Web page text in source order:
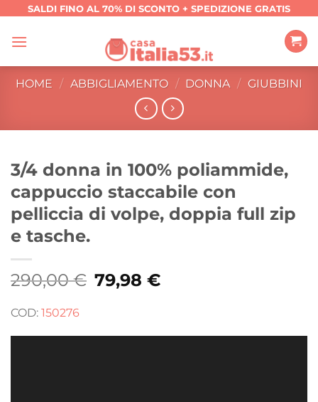
contenuti
SALDI FINO AL 70% DI SCONTO + SPEDIZIONE GRATIS
HOME / ABBIGLIAMENTO / DONNA / GIUBBINI
3/4 donna in 100% poliammide,
cappuccio staccabile con
pelliccia di volpe, doppia full zip
e tasche.
290,00€ Il
prezzo
79,98€Il
prezzo
COD: 150276